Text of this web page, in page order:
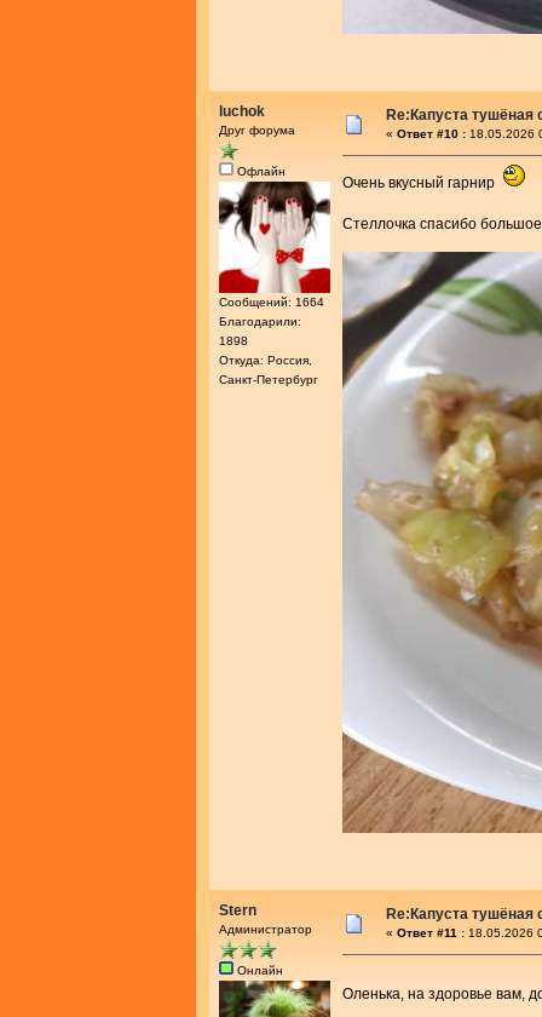
luchok
Друг форума
Офлайн
Сообщений: 1664
Благодарили:
1898
Откуда: Россия,
Санкт-Петербург
Re:Капуста
« Ответ #10 : 18.05.2026
Очень вкусный гарнир
Стеллочка спасибо
Stern
Администратор
Онлайн
Re:Капуста
« Ответ #11 : 18.05.2026
Оленька, на здоровье вам,